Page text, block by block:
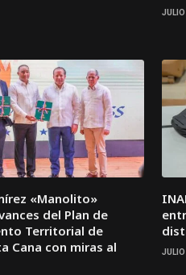
«Manolito»
del Plan de
Territorial de
Cana con miras al